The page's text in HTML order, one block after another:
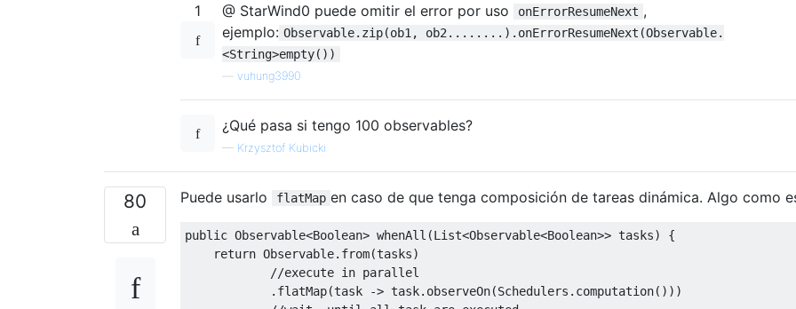
1 @ StarWind0 puede omitir el error por uso onErrorResumeNext ,
ejemplo: Observable.zip(ob1, ob2........).onErrorResumeNext(Observable.
<String>empty())
vuhung3990
¿Qué pasa si tengo 100 observables?
— Krzysztof Kubicki
80 Puede usarlo flatMap en caso de que tenga composición de tareas dinámica. Algo como
public Observable<Boolean> whenAll (List<Observable<Boolean>> tasks)
{
return Observable.from(tasks)
//execute in parallel
            .flatMap(task -> task.observeOn(Schedulers.computation()))